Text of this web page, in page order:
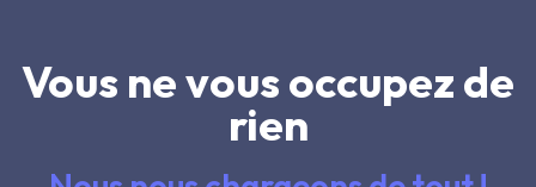
Vous ne vous occupez de
rien